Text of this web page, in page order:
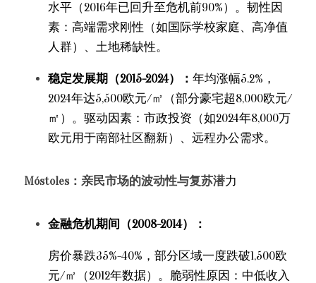
水平（2016年已回升至危机前90%）。韧性因
素：高端需求刚性（如国际学校家庭、高净值
人群）、土地稀缺性。
稳定发展期（2015-2024）： 年均涨幅5.2%，
2024年达5,500欧元/㎡（部分豪宅超8,000欧元/
㎡）。驱动因素：市政投资（如2024年8,000万
欧元用于南部社区翻新）、远程办公需求。
Móstoles：亲民市场的波动性与复苏潜力
金融危机期间（2008-2014）：
房价暴跌35%-40%，部分区域一度跌破1,500欧
元/㎡（2012年数据）。脆弱性原因：中低收入